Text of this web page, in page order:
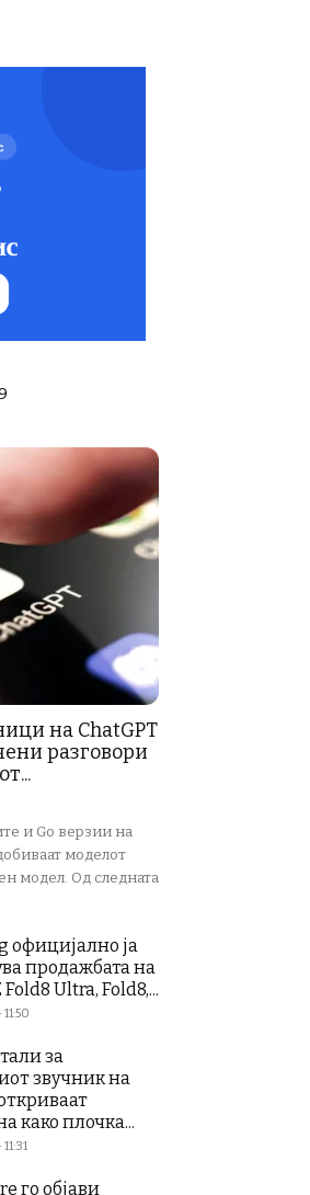
на ChatGPT
разговори
и Go верзии на
моделот
модел. Од следната
официјално ја
продажбата на
Ultra, Fold8,...
за
звучник на
како плочка...
го објави